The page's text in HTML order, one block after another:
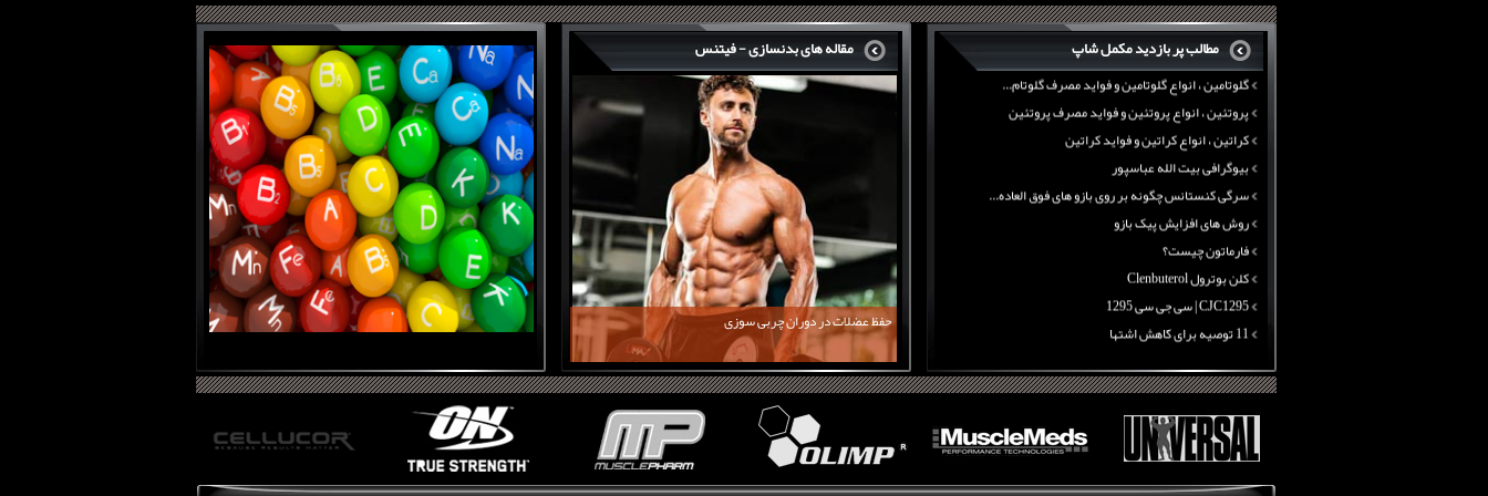
مقاله های بدنسازی - فیتنس
حفظ عضلات در دوران چربی سوزی
مطالب پر بازدید مکمل شاپ
منابع پروتئینی غیر گوشتی
آرژنین ، فواید آرژنین و نقش آرژنین در بدن
گلوتامین ، انواع گلوتامین و فواید مصرف گلوتام...
پروتئین ، انواع پروتئین و فواید مصرف پروتئین
کراتین ، انواع کراتین و فواید کراتین
بیوگرافی بیت الله عباسپور
سرگی کنستانس چگونه بر روی بازو های فوق العاده...
روش های افزایش پیک بازو
فارماتون چیست؟
کلن بوترول Clenbuterol
CJC1295 | سی جی سی 1295
11 توصیه برای کاهش اشتها
چربی سوزی با چای سبز
بیوگرافی علی تبریزی
منابع پروتئینی غیر گوشتی